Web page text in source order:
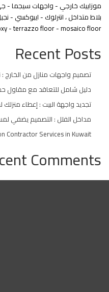
- terrazzo floor - mosaico floor.
Recent Posts
تصميم واجهات منازل من الخارج
دليل شامل للتعاقد مع مقاول
تجديد واجهة البيت : إعطاء
مداخل الفلل : التصميم يضفي
Contractor Services in Kuwait
Comments